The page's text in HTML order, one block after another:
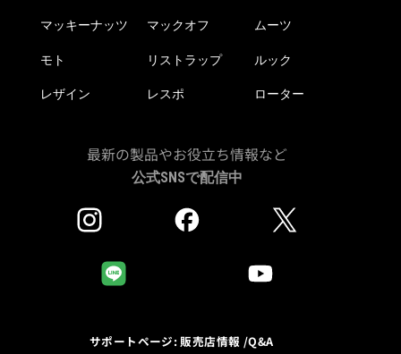
マッキーナッツ マックオフ ムーツ
モト リストラップ ルック
レザイン レスポ ローター
最新の製品やお役立ち情報など
公式SNSで配信中
サポートページ: 販売店情報 /Q&A